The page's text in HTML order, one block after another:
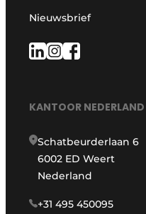
Nieuwsbrief
KANTOOR NEDERLAND
Schatbeurderlaan 6
6002 ED Weert
Nederland
+31 495 450095